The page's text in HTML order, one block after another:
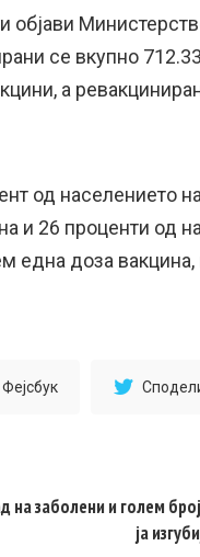
објави
се вкупно
а
од населението
и 26 проценти од
една доза
на заболени и голем
ја